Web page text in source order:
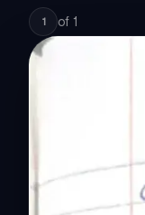
1 of 1